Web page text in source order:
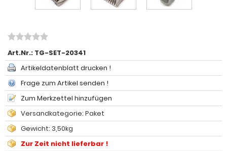
Art.Nr.: TG-SET-20341
Artikeldatenblatt drucken !
Frage zum Artikel senden !
Zum Merkzettel hinzufügen
Versandkategorie: Paket
Gewicht: 3,50kg
Zur Zeit nicht lieferbar !